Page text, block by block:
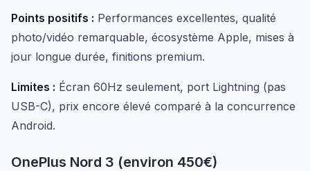
Points positifs : Performances excellentes, qualité
photo/vidéo remarquable, écosystème Apple, mises à
jour longue durée, finitions premium.
Limites : Écran 60Hz seulement, port Lightning (pas
USB-C), prix encore élevé comparé à la concurrence
Android.
OnePlus Nord 3 (environ 450€)